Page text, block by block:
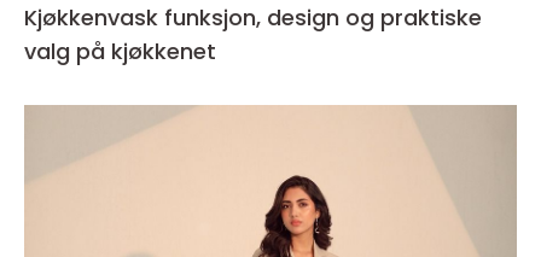
Kjøkkenvask funksjon, design og praktiske
valg på kjøkkenet